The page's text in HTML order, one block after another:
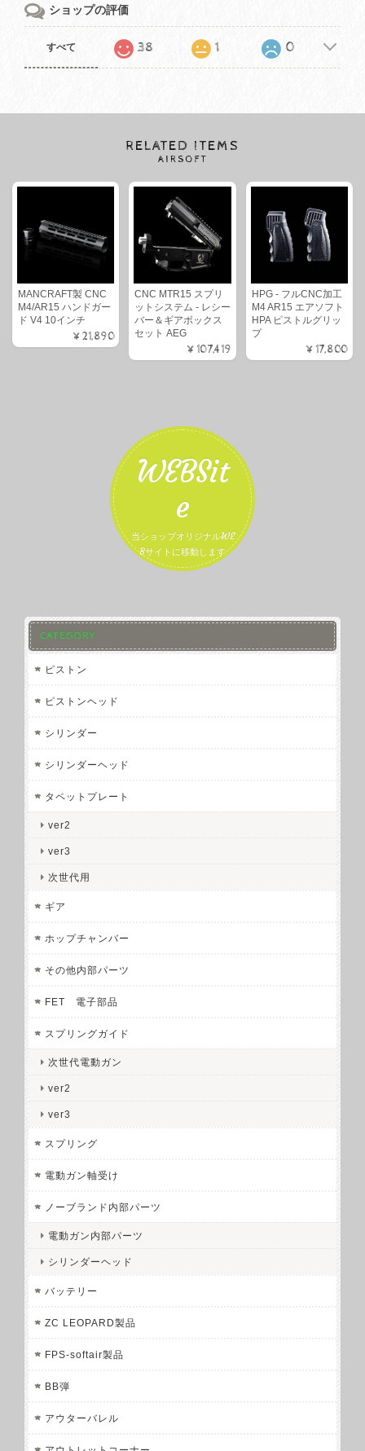
ショップの評価
すべて 38 1 0
RELATED ITEMS
AIRSOFT
MANCRAFT製 CNC
M4/AR15 ハンドガー
ド V4 10インチ
¥21,890
CNC MTR15 スプリ
ットシステム - レシー
バー＆ギアボックス
セット AEG
¥107,419
HPG - フルCNC加工
M4 AR15 エアソフト
HPA ピストルグリッ
プ
¥17,800
WEBSit
e
当ショップオリジナルWE
Bサイトに移動します
CATEGORY
ピストン
ピストンヘッド
シリンダー
シリンダーヘッド
タペットプレート
ver2
ver3
次世代用
ギア
ホップチャンバー
その他内部パーツ
FET 電子部品
スプリングガイド
次世代電動ガン
ver2
ver3
スプリング
電動ガン軸受け
ノーブランド内部パーツ
電動ガン内部パーツ
シリンダーヘッド
バッテリー
ZC LEOPARD製品
FPS-softair製品
BB弾
アウターバレル